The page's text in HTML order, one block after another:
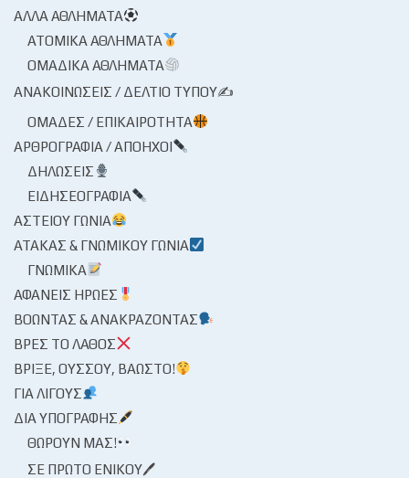
ΆΛΛΑ ΑΘΛΉΜΑΤΑ
ΑΤΟΜΙΚΆ ΑΘΛΉΜΑΤΑ
ΟΜΑΔΙΚΆ ΑΘΛΉΜΑΤΑ
ΑΝΑΚΟΙΝΏΣΕΙΣ / ΔΕΛΤΊΟ ΤΎΠΟΥ✍
ΟΜΆΔΕΣ / ΕΠΙΚΑΙΡΌΤΗΤΑ
ΑΡΘΡΟΓΡΑΦΊΑ / ΑΠΌΗΧΟΙ
ΔΗΛΏΣΕΙΣ
ΕΙΔΗΣΕΟΓΡΑΦΊΑ
ΑΣΤΕΊΟΥ ΓΩΝΊΑ
ΑΤΆΚΑΣ & ΓΝΩΜΙΚΟΎ ΓΩΝΊΑ
ΓΝΩΜΙΚΆ
ΑΦΑΝΕΊΣ ΉΡΩΕΣ
ΒΟΏΝΤΑΣ & ΑΝΑΚΡΆΖΟΝΤΑΣ
ΒΡΕΣ ΤΟ ΛΆΘΟΣ
ΒΡΊΞΕ, ΟΎΣΣΟΥ, ΒΆΩΣΤΟ!
ΓΙΑ ΛΊΓΟΥΣ
ΔΙΑ ΥΠΟΓΡΑΦΉΣ
ΘΩΡΟΎΝ ΜΑΣ!
ΣΕ ΠΡΏΤΟ ΕΝΙΚΟΎ🖊